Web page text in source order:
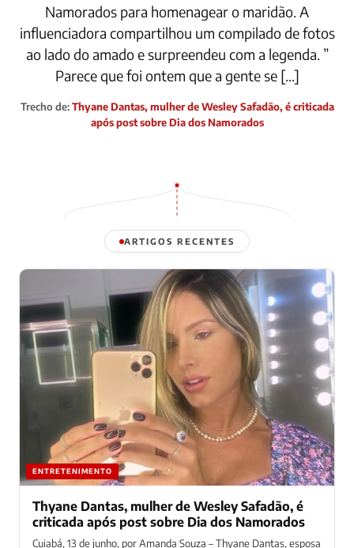
Namorados para homenagear o maridão. A
influenciadora compartilhou um compilado de fotos
ao lado do amado e surpreendeu com a legenda. ”
Parece que foi ontem que a gente se […]
Trecho de:Thyane Dantas, mulher de Wesley Safadão, é criticada
após post sobre Dia dos Namorados
ARTIGOS RECENTES
ENTRETENIMENTO
Thyane Dantas, mulher de Wesley Safadão, é
criticada após post sobre Dia dos Namorados
Cuiabá, 13 de junho, por Amanda Souza – Thyane Dantas, esposa